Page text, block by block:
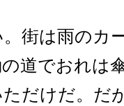
街は雨のカ
道でおれは
だけだ。だ